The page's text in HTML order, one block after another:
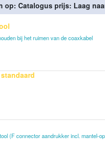
op: Catalogus prijs: Laag
bij het ruimen van de coaxkabel
(F connector aandrukker incl. mantel-